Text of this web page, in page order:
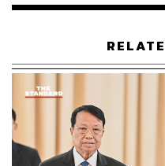
3,000 บาท แต่ละชุดประกอ
จำนวน 3 แผ่น ส่วนกระบว
ใช้เวลาดำเนินการราว 5-6
เดือนมกราคม 2566